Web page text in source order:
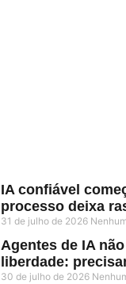
IA confiável
processo deixa
31 de julho de 2026
Agentes de IA
liberdade:
30 de julho de 2026